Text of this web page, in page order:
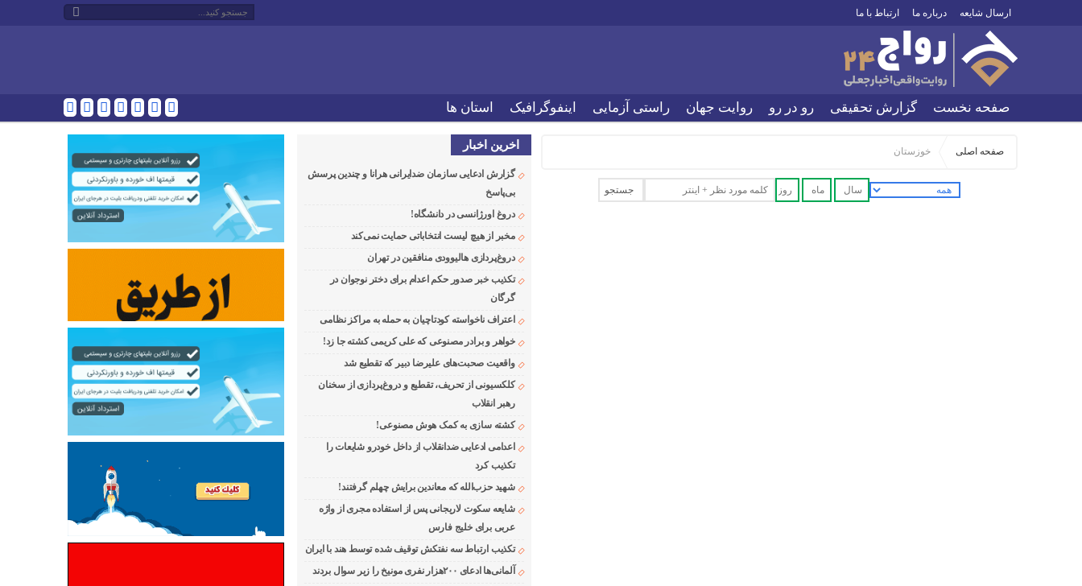
ارسال شایعه درباره ما ارتباط با ما
صفحه نخست گزارش تحقیقی رو در رو روایت جهان راستی آزمایی اینفوگرافیک استان ها
صفحه اصلی خوزستان اخرین اخبار
گزارش ادعایی سازمان ضدایرانی هرانا و چندین پرسش
بی‌پاسخ
دروغ اورژانسی در دانشگاه!
مخبر از هیچ لیست انتخاباتی حمایت نمی‌کند
دروغ‌پردازی هالیوودی منافقین در تهران
تکذیب خبر صدور حکم اعدام برای دختر نوجوان در
گرگان
اعتراف ناخواسته کودتاچیان به حمله به مراکز نظامی
خواهر و برادر مصنوعی که علی کریمی کشته جا زد!
واقعیت صحبت‌های علیرضا دبیر که تقطیع شد
کلکسیونی از تحریف، تقطیع و دروغ‌پردازی از سخنان
رهبر انقلاب
کشته سازی به کمک هوش مصنوعی!
اعدامی ادعایی ضدانقلاب از داخل خودرو شایعات را
تکذیب کرد
شهید حزب‌الله که معاندین برایش چهلم گرفتند!
شایعه سکوت لاریجانی پس از استفاده مجری از واژه
عربی برای خلیج فارس
تکذیب ارتباط سه نفتکش توقیف شده توسط هند با ایران
آلمانی‌ها ادعای ۲۰۰هزار نفری مونیخ را زیر سوال بردند